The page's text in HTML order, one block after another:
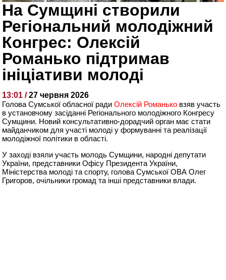
На Сумщині створили
Регіональний молодіжний
Конгрес: Олексій
Романько підтримав
ініціативи молоді
13:01 /27 червня 2026
Голова Сумської обласної радиОлексій Романько взяв участь
в установчому засіданні Регіонального молодіжного Конгресу
Сумщини. Новий консультативно-дорадчий орган має стати
майданчиком для участі молоді у формуванні та реалізації
молодіжної політики в області.
У заході взяли участь молодь Сумщини, народні депутати
України, представники Офісу Президента України,
Міністерства молоді та спорту, голова Сумської ОВА Олег
Григоров, очільники громад та інші представники влади.